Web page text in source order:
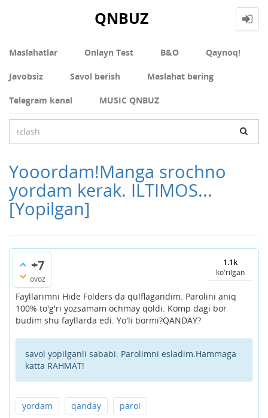
QNBUZ
Maslahatlar Onlayn Test В&О Qaynoq!
Javobsiz Savol berish Maslahat bering
Telegram kanal MUSIC QNBUZ
Yooordam!Manga srochno
yordam kerak. ILTIMOS...
[Yopilgan]
+7
ovoz
1.1k
ko'rilgan
Fayllarimni Hide Folders da qulflagandim. Parolini aniq
100% to'g'ri yozsamam ochmay qoldi. Komp dagi bor
budim shu fayllarda edi. Yo'li bormi?QANDAY?
savol yopilganli sababi: Parolimni esladim.Hammaga
katta RAHMAT!
yordam qanday parol